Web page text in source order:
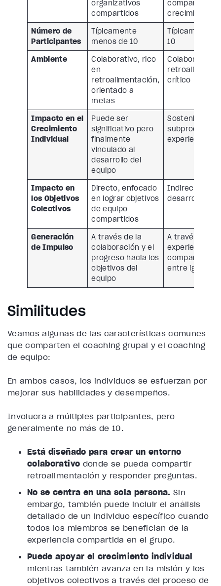
organizativos
compartidos
compartida
crecimiento
Número de
Participantes
Típicamente
menos de 10
Típicamente
10
Ambiente
Colaborativo, rico
en
retroalimentación,
orientado a
metas
Colaborativo,
crítico
Impacto en el
Crecimiento
Individual
Puede ser
significativo pero
finalmente
vinculado al
desarrollo del
equipo
Sostenido
subproducto
experiencia
Impacto en
los Objetivos
Colectivos
Directo, enfocado
en lograr objetivos
de equipo
compartidos
Indirecto, a
desarrollo
Generación
de Impulso
A través de la
colaboración y el
progreso hacia los
objetivos del
equipo
A través de
experiencias
compartidas
entre iguales
Similitudes
Veamos algunas de las características comunes
que comparten el coaching grupal y el coaching
de equipo:
En ambos casos, los individuos se esfuerzan por
mejorar sus habilidades y desempeños.
Involucra a múltiples participantes, pero
generalmente no más de 10.
Está diseñado para crear un entorno
colaborativo donde se pueda compartir
retroalimentación y responder preguntas.
No se centra en una sola persona. Sin
embargo, también puede incluir el análisis
detallado de un individuo específico cuando
todos los miembros se benefician de la
experiencia compartida en el grupo.
Puede apoyar el crecimiento individual
mientras también avanza en la misión y los
objetivos colectivos a través del proceso de